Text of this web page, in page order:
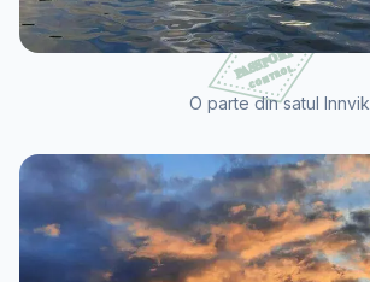
O parte din satul Innvik